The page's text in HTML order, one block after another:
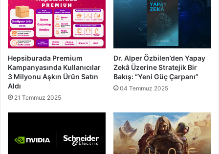
Hepsiburada Premium
Kampanyasında Kullanıcılar
3 Milyonu Aşkın Ürün Satın
Aldı
21 Temmuz 2025
Dr. Alper Özbilen’den Yapay
Zekâ Üzerine Stratejik Bir
Bakış: “Yeni Güç Çarpanı”
04 Temmuz 2025